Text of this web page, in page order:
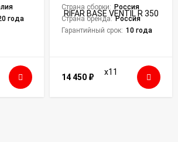
года
Страна сборки: Россия
Страна бренда: Россия
Гарантийный срок: 10 года
14 450 ₽